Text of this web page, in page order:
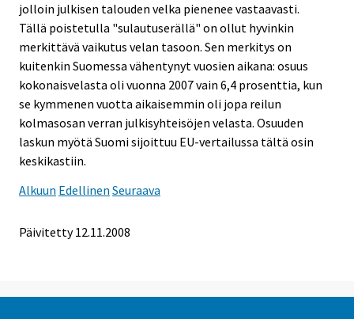
jolloin julkisen talouden velka pienenee vastaavasti.
Tällä poistetulla "sulautuserällä" on ollut hyvinkin
merkittävä vaikutus velan tasoon. Sen merkitys on
kuitenkin Suomessa vähentynyt vuosien aikana: osuus
kokonaisvelasta oli vuonna 2007 vain 6,4 prosenttia, kun
se kymmenen vuotta aikaisemmin oli jopa reilun
kolmasosan verran julkisyhteisöjen velasta. Osuuden
laskun myötä Suomi sijoittuu EU-vertailussa tältä osin
keskikastiin.
Alkuun Edellinen Seuraava
Päivitetty12.11.2008